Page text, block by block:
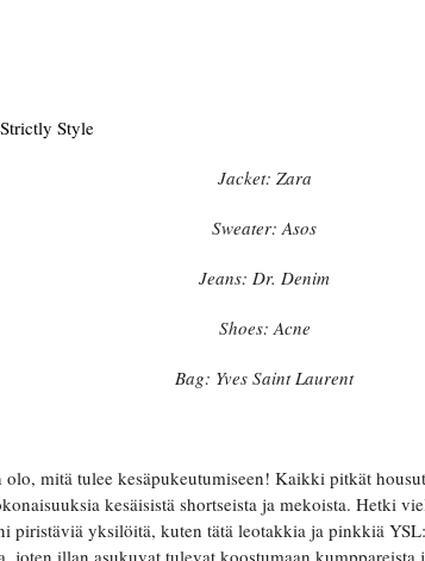
Style
Jacket: Zara
Sweater: Asos
Jeans: Dr. Denim
Shoes: Acne
Bag: Yves Saint Laurent
mitä tulee kesäpukeutumiseen! Kaikki pitkät
kesäisistä shortseista ja mekoista. Hetki
piristäviä yksilöitä, kuten tätä leotakkia ja pinkkiä
joten illan asukuvat tulevat koostumaan